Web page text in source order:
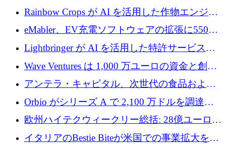
人マッチングを拡大するために 100 万ユーロ
Rainbow Crops が AI を活用した作物エンジニ
アリングを拡張するために 970 万ユーロを調
eMabler、EV充電ソフトウェアの拡張に550万
ユーロを確保
Lightbringer が AI を活用した特許サービスを
拡大するために 1,000 万ドルを調達
Wave Ventures は 1,000 万ユーロの資金と創設
者補助金で 10 周年を迎える
アンテラ・キャピタル、次世代の食品および
アグリテクノロジーのイノベーションを支援
するファンド III の初回クローズ額が 1 億ドル
に到達
Orbio がシリーズ A で 2,100 万ドルを調達、
AI 労働力管理を世界の最前線の労働者に提供
欧州ハイテクウィークリー総括: 28億ユーロの
取引と5月のハイライト
イタリアのBestie Biteが米国での事業拡大を加